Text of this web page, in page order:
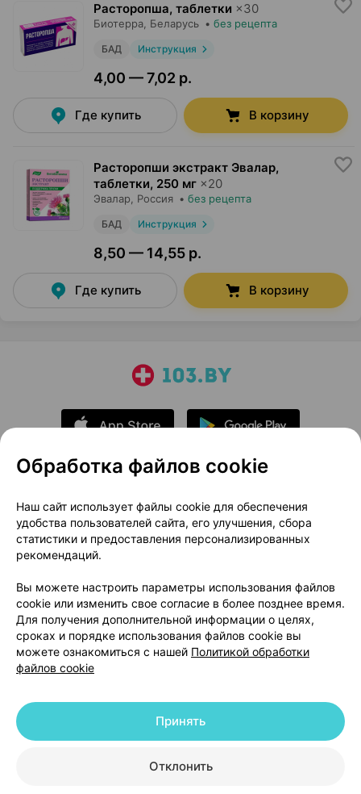
Расторопша, таблетки ×30
Биотерра, Беларусь • без рецепта
БАД Инструкция
4,00 — 7,02 р.
Где купить В корзину
Расторопши экстракт Эвалар,
таблетки, 250 мг ×20
Эвалар, Россия • без рецепта
БАД Инструкция
8,50 — 14,55 р.
Где купить В корзину
О проекте
Новости проекта
Размещение рекламы
Медицинский маркетинг
Публичный договор
Доставка
Способы оплаты
Вакансии
Партнеры
Написать руководителю 103.by
Написать в поддержку
Персональные настройки Cookie
© 2026 ООО «Артокс Лаб», УНП 191700409 | 220012, Республика Беларусь,
+375 291212755
Обработка файлов cookie
Наш сайт использует файлы cookie для обеспечения
удобства пользователей сайта, его улучшения, сбора
статистики и предоставления персонализированных
рекомендаций.
Вы можете настроить параметры использования файлов
cookie или изменить свое согласие в более позднее время.
Для получения дополнительной информации о целях,
сроках и порядке использования файлов cookie вы
можете ознакомиться с нашей Политикой обработки
файлов cookie
Отклонить
Принять